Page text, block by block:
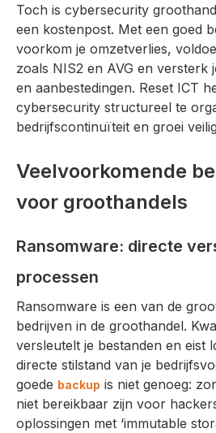
Toch is cybersecurity
een kostenpost. Met een goed
voorkom je omzetverlies,
zoals NIS2 en AVG en versterk
en aanbestedingen. Reset ICT
cybersecurity structureel te
bedrijfscontinuïteit en groei
Veelvoorkomende
voor groothandels
Ransomware: directe
processen
Ransomware is een van de
bedrijven in de groothandel.
versleutelt je bestanden en eist
directe stilstand van je
goede backup is niet genoeg:
niet bereikbaar zijn voor
oplossingen met ‘immutable